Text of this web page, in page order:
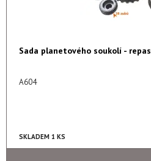
Sada planetového soukolí - repas
A604
SKLADEM 1 KS